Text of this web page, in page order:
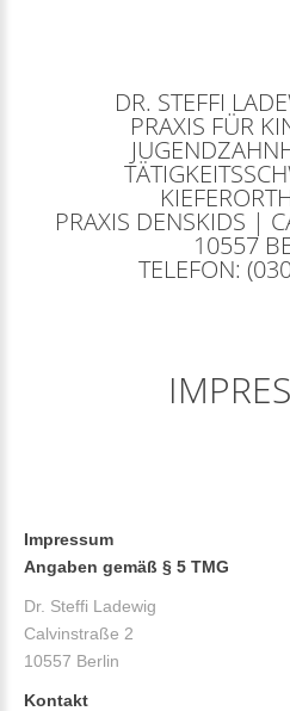
DR. STEFFI
PRAXIS FÜR
PRAXIS DENSKIDS |
0557
TELEFON:
Impressum
Angaben gemäß § 5 TMG
Dr. Steffi Ladewig
Calvinstraße 2
10557 Berlin
Kontakt